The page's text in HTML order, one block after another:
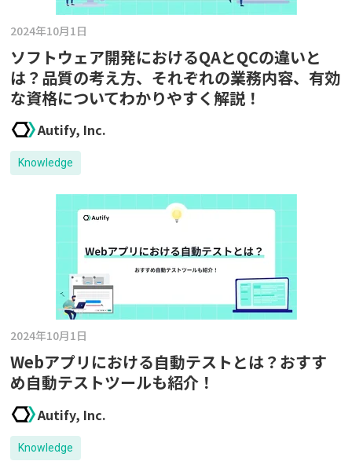
2024年10月1日
ソフトウェア開発におけるQAとQCの違いと
は？品質の考え方、それぞれの業務内容、有効
な資格についてわかりやすく解説！
Autify, Inc.
Knowledge
2024年10月1日
Webアプリにおける自動テストとは？おすす
め自動テストツールも紹介！
Autify, Inc.
Knowledge